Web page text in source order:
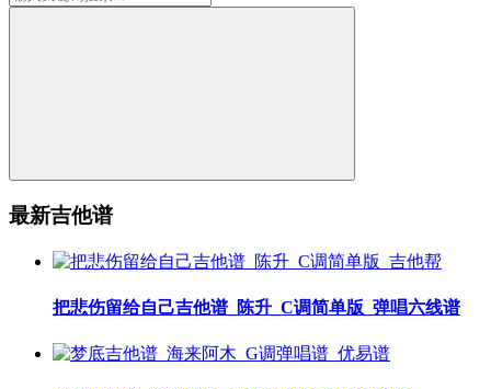
最新吉他谱
把悲伤留给自己吉他谱_陈升_C调简单版_弹唱六线谱